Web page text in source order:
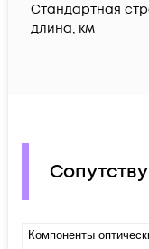
Стандартная
длина, км
Компоненты